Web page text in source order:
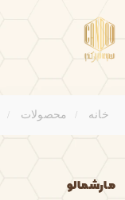
خانه محصولات
مارشمالو